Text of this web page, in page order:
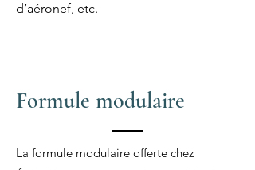
d’aéronef, etc.
Formule modulaire
La formule modulaire offerte chez